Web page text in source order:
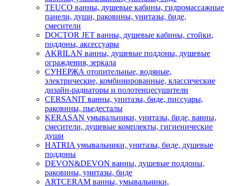
TEUCO ванны, душевые кабины, гидромассажные
панели, души, раковины, унитазы, биде,
смесители
DOCTOR JET ванны, душевые кабины, стойки,
поддоны, аксессуары
AKRILAN ванны, душевые поддоны, душевые
ограждения, зеркала
СУНЕРЖА отопительные, водяные,
электрические, комбинированные, классические
дизайн-радиаторы и полотенцесушители
CERSANIT ванны, унитазы, биде, писсуары,
раковины, пьедесталы
KERASAN умывальники, унитазы, биде, ванны,
смесители, душевые комплекты, гигиенические
души
HATRIA умывальники, унитазы, биде, душевые
поддоны
DEVON&DEVON ванны, душевые поддоны,
раковины, унитазы, биде
ARTCERAM ванны, умывальники,